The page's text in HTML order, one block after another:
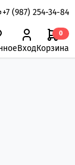
+7 (987) 254-34-84
Вход
0
Корзина